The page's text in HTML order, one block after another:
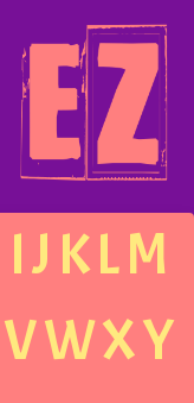
IJ KLM
VWXY